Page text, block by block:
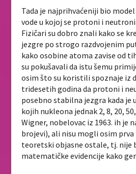
Tada je najprihvaćeniji bio
vode u kojoj se protoni i
Fizičari su dobro znali kako se
jezgre po strogo razdvojenim
kako osobine atoma zavise od
su pokušavali da istu šemu
osim što su koristili spoznaje iz
tridesetih godina da protoni i
posebno stabilna jezgra kada je
kojih nukleona jednak 2, 8, 20,
Wigner, nobelovac iz 1963. ih je
brojevi), ali nisu mogli osim
teoretski objasne ostale, tj. nije
matematičke evidencije kako